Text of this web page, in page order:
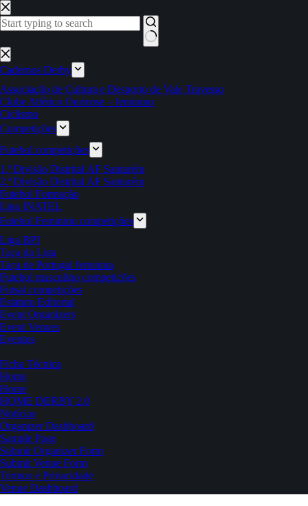
Pular
para
o
Sem
resultados
Cadernos Derby
Associação de Cultura e Desporto de Vale Travesso
Clube Atlético Ouriense – feminino
Ciclismo
Competições
Futebol competições
1.ª Divisão Distrital AF Santarém
2.ª Divisão Distrital AF Santarém
Futebol Formação
Liga INATEL
Futebol Feminino competições
Liga BPI
Taça da Liga
Taça de Portugal feminina
Futebol masculino competições
Futsal competições
Estatuto Editorial
Event Organizers
Event Venues
Eventos
Ficha Técnica
Home
Home
HOME DERBY 2.0
Notícias
Organizer Dashboard
Sample Page
Submit Organizer Form
Submit Venue Form
Termos e Privacidade
Venue Dashboard